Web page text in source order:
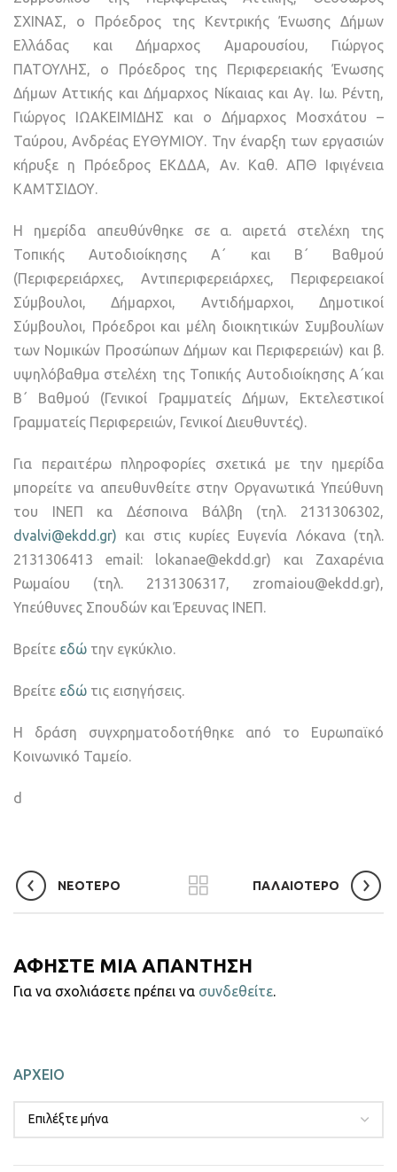
ΣΧΙΝΑΣ, ο Πρόεδρος της Κεντρικής Ένωσης Δήμων
Ελλάδας και Δήμαρχος Αμαρουσίου, Γιώργος
ΠΑΤΟΥΛΗΣ, ο Πρόεδρος της Περιφερειακής Ένωσης
Δήμων Αττικής και Δήμαρχος Νίκαιας και Αγ. Ιω. Ρέντη,
Γιώργος ΙΩΑΚΕΙΜΙΔΗΣ και ο Δήμαρχος Μοσχάτου –
Ταύρου, Ανδρέας ΕΥΘΥΜΙΟΥ. Την έναρξη των εργασιών
κήρυξε η Πρόεδρος ΕΚΔΔΑ, Αν. Καθ. ΑΠΘ Ιφιγένεια
ΚΑΜΤΣΙΔΟΥ.
Η ημερίδα απευθύνθηκε σε α. αιρετά στελέχη της
Τοπικής Αυτοδιοίκησης Α΄ και Β΄ Βαθμού
(Περιφερειάρχες, Αντιπεριφερειάρχες, Περιφερειακοί
Σύμβουλοι, Δήμαρχοι, Αντιδήμαρχοι, Δημοτικοί
Σύμβουλοι, Πρόεδροι και μέλη διοικητικών Συμβουλίων
των Νομικών Προσώπων Δήμων και Περιφερειών) και β.
υψηλόβαθμα στελέχη της Τοπικής Αυτοδιοίκησης Α΄και
Β΄ Βαθμού (Γενικοί Γραμματείς Δήμων, Εκτελεστικοί
Γραμματείς Περιφερειών, Γενικοί Διευθυντές).
Για περαιτέρω πληροφορίες σχετικά με την ημερίδα
μπορείτε να απευθυνθείτε στην Oργανωτικά Υπεύθυνη
του ΙΝΕΠ κα Δέσποινα Βάλβη (τηλ. 2131306302,
dvalvi@ekdd.gr) και στις κυρίες Ευγενία Λόκανα (τηλ.
2131306413 email: lokanae@ekdd.gr) και Ζαχαρένια
Ρωμαίου (τηλ. 2131306317, zromaiou@ekdd.gr),
Υπεύθυνες Σπουδών και Έρευνας ΙΝΕΠ.
Βρείτε εδώ την εγκύκλιο.
Βρείτε εδώ τις εισηγήσεις.
Η δράση συγχρηματοδοτήθηκε από το Ευρωπαϊκό
Κοινωνικό Ταμείο.
d
ΝΕΟΤΕΡΟ ΠΑΛΑΙΟΤΕΡΟ
ΑΦΗΣΤΕ ΜΙΑ ΑΠΑΝΤΗΣΗ
Για να σχολιάσετε πρέπει να συνδεθείτε.
ΑΡΧΕΙΟ